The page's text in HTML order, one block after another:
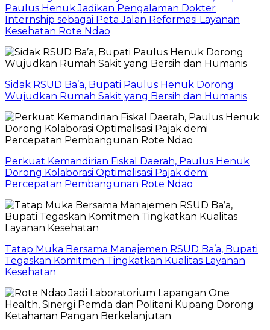
Paulus Henuk Jadikan Pengalaman Dokter
Internship sebagai Peta Jalan Reformasi Layanan
Kesehatan Rote Ndao
Sidak RSUD Ba’a, Bupati Paulus Henuk Dorong
Wujudkan Rumah Sakit yang Bersih dan Humanis
Perkuat Kemandirian Fiskal Daerah, Paulus Henuk
Dorong Kolaborasi Optimalisasi Pajak demi
Percepatan Pembangunan Rote Ndao
Tatap Muka Bersama Manajemen RSUD Ba’a, Bupati
Tegaskan Komitmen Tingkatkan Kualitas Layanan
Kesehatan